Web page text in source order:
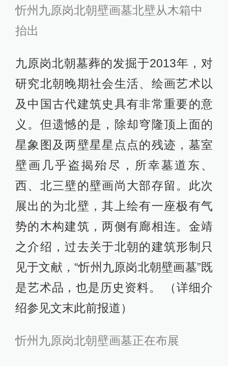
忻州九原岗北朝壁画墓北壁从木箱中
抬出
九原岗北朝墓葬的发掘于2013年，对
研究北朝晚期社会生活、绘画艺术以
及中国古代建筑史具有非常重要的意
义。但遗憾的是，除却穹隆顶上面的
星象图及两壁星星点点的残迹，墓室
壁画几乎盗揭殆尽，所幸墓道东、
西、北三壁的壁画尚大部存留。此次
展出的为北壁，其上绘有一座极有气
势的木构建筑，两侧有廊相连。金靖
之介绍，过去关于北朝的建筑形制只
见于文献，“忻州九原岗北朝壁画墓”既
是艺术品，也是历史资料。 （详细介
绍参见文末此前报道）
忻州九原岗北朝壁画墓正在布展